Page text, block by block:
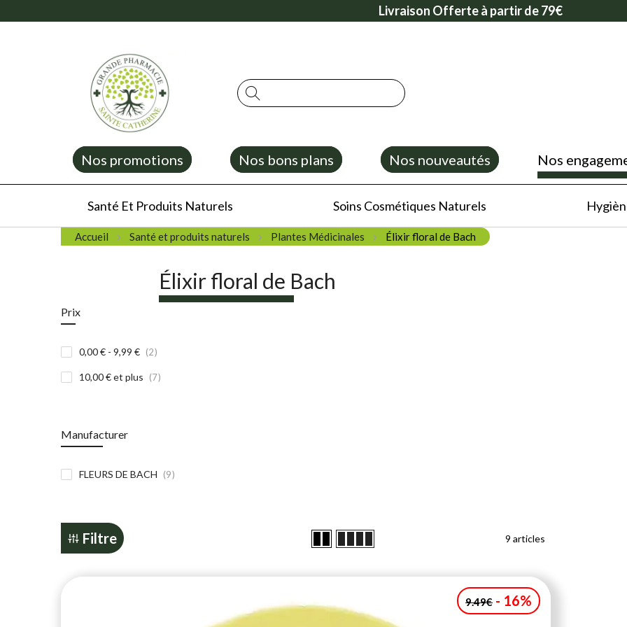
Livraison Offerte à partir de 79€
Nos promotions Nos bons plans Nos nouveautés Nos
Santé Et Produits Naturels Soins Cosmétiques Naturels
Accueil Santé et produits naturels Plantes Médicinales Élixir floral de Bach
Élixir floral de Bach
Prix
0,00 € - 9,99 € 2article
10,00 €et plus 7article
Manufacturer
FLEURS DE BACH 9article
Filtre 9 articles
9.49€ - 16%